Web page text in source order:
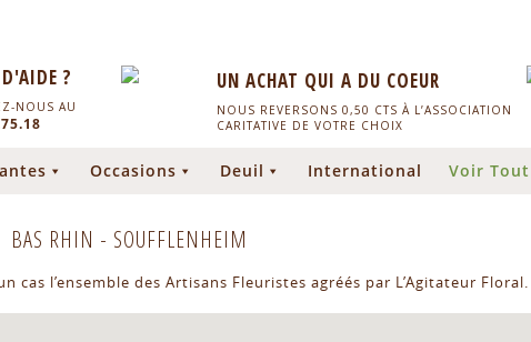
?
NOUS AU
UN ACHAT QUI A DU COEUR
NOUS REVERSONS 0,50 CTS À L’ASSOCIATION
CARITATIVE DE VOTRE CHOIX
Occasions Deuil International Voir Tout
BAS RHIN - SOUFFLENHEIM
l’ensemble des Artisans Fleuristes agréés par L’Agitateur Floral.